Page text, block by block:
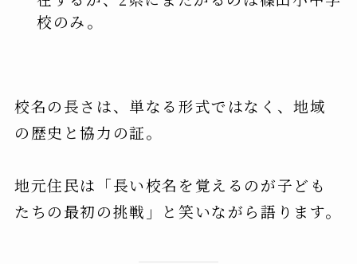
校のみ。
校名の長さは、単なる形式ではなく、地域
の歴史と協力の証。
地元住民は「長い校名を覚えるのが子ども
たちの最初の挑戦」と笑いながら語ります。